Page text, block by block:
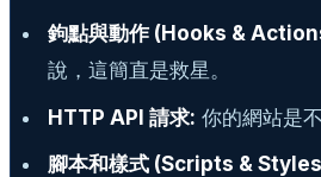
鉤點與動作 (Hooks &
說，這簡直是救星。
HTTP API 請求: 你的網站是
腳本和樣式 (Scripts &